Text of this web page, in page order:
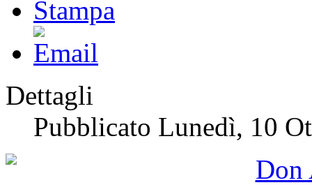
Dettagli
Pubblicato Lunedì, 10